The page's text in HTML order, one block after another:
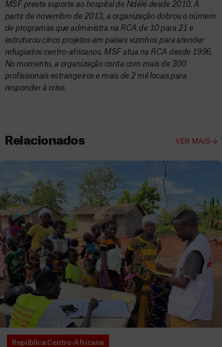
MSF presta suporte ao hospital de Ndélé desde 2010. A
partir de novembro de 2013, a organização dobrou o número
de programas que administra na RCA de 10 para 21 e
estruturou cinco projetos em países vizinhos para atender
refugiados centro-africanos. MSF atua na RCA desde 1996.
No momento, a organização conta com mais de 300
profissionais estrangeiros e mais de 2 mil locais para
responder à crise.
Relacionados VER MAIS
República Centro-Africana